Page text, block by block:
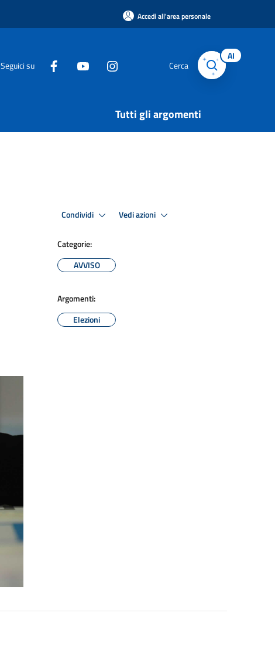
Accedi all'area personale
Seguici su Cerca
AI
Tutti gli argomenti
Condividi Vedi azioni
Categorie:
AVVISO
Argomenti:
Elezioni